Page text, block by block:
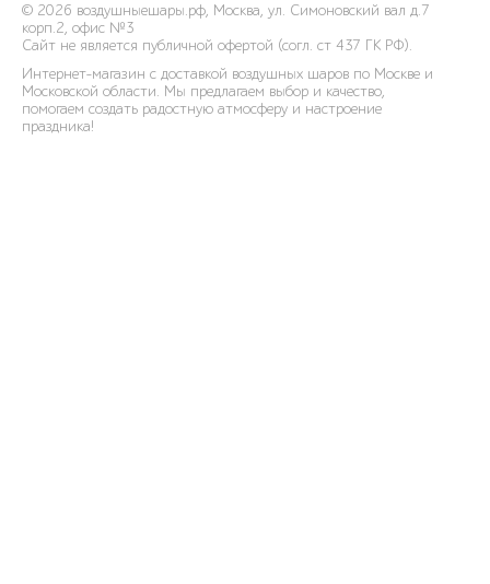
© 2026 воздушныешары.рф, Москва, ул. Симоновский вал д.7
корп.2, офис №3
Сайт не является публичной офертой (согл. ст 437 ГК РФ).
Интернет-магазин с доставкой воздушных шаров по Москве и
Московской области. Мы предлагаем выбор и качество,
помогаем создать радостную атмосферу и настроение
праздника!